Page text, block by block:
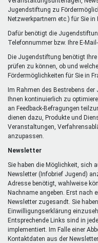
Jugendstiftung zu
Netzwerkpartnern etc.) für Sie in
Dafür benötigt die
Telefonnummer bzw. Ihre E-
Die Jugendstiftung benötigt
prüfen zu können, ob und
Fördermöglichkeiten für Sie in
Im Rahmen des Bestrebens
Ihnen kontinuierlich zu
an Feedback-Befragungen
dienen dazu, Produkte und
Veranstaltungen,
anzupassen.
Newsletter
Sie haben die Möglichkeit, sich
Newsletter (Infobrief Jugend)
Adresse benötigt, wahlweise
Nachname angeben. Erst nach
Newsletter zugesandt. Sie
Einwilligungserklärung
Entsprechende Links sind in
implementiert. Im Falle einer
Kontaktdaten aus der